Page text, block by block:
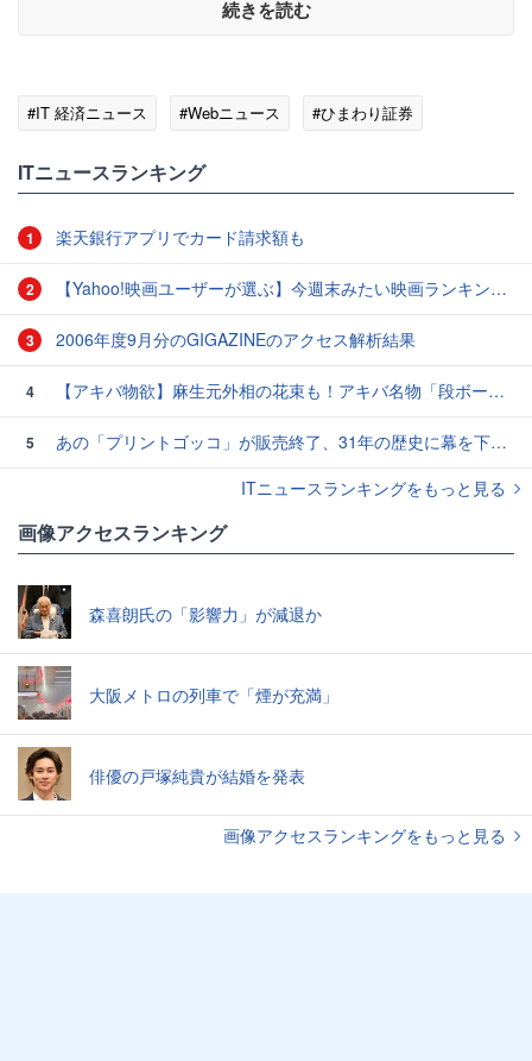
続きを読む
#IT 経済ニュース #Webニュース #ひまわり証券
ITニュースランキング
1 楽天銀行アプリでカード請求額も
2 【Yahoo!映画ユーザーが選ぶ】今週末みたい映画ランキング（11月2日付） ファン待望のシリーズ第3弾『マイティ・ソー バトルロイヤル』が公開！
3 2006年度9月分のGIGAZINEのアクセス解析結果
4 【アキバ物欲】麻生元外相の花束も！アキバ名物「段ボール肉まん」を食べてみた
5
あの「プリントゴッコ」が販売終了、31年の歴史に幕を下ろす
ITニュースランキングをもっと見る
画像アクセスランキング
森喜朗氏の「影響力」が減退か
大阪メトロの列車で「煙が充満」
俳優の戸塚純貴が結婚を発表
画像アクセスランキングをもっと見る